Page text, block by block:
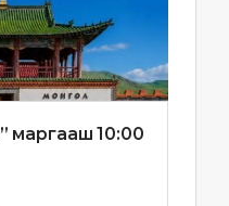
маргааш 10:00